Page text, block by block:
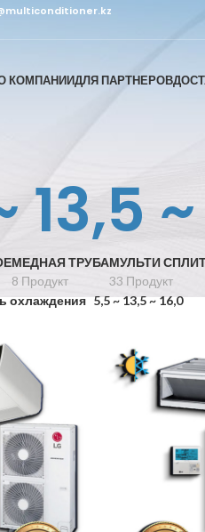
КОМПАНИИДЛЯ ПАРТНЕРОВ
13,5
МЕДНАЯ ТРУБА
8 Продукт
МУЛЬТИ
33 Продукт
охлаждения 5,5 ~ 13,5 ~ 16,0